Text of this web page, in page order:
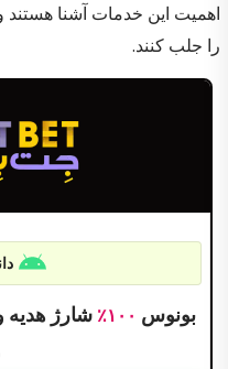
اهمیت این خدمات آشنا
را جلب کنند.
بونوس ۱۰۰٪ شارژ هدیه